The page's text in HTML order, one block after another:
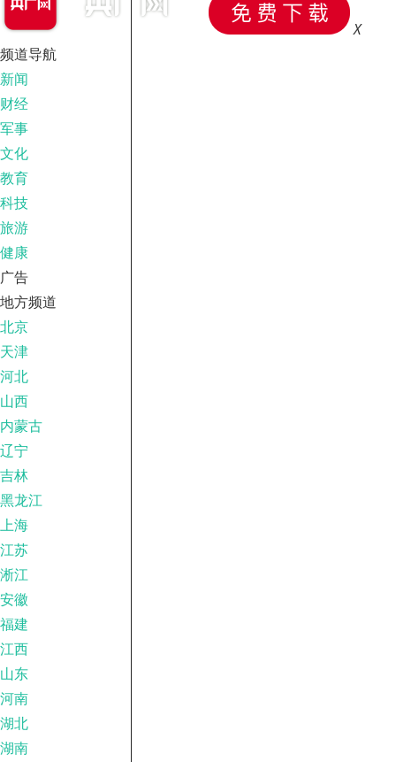
X
频道导航
新闻
财经
军事
文化
教育
科技
旅游
健康
广告
地方频道
北京
天津
河北
山西
内蒙古
辽宁
吉林
黑龙江
上海
江苏
淅江
安徽
福建
江西
山东
河南
湖北
湖南